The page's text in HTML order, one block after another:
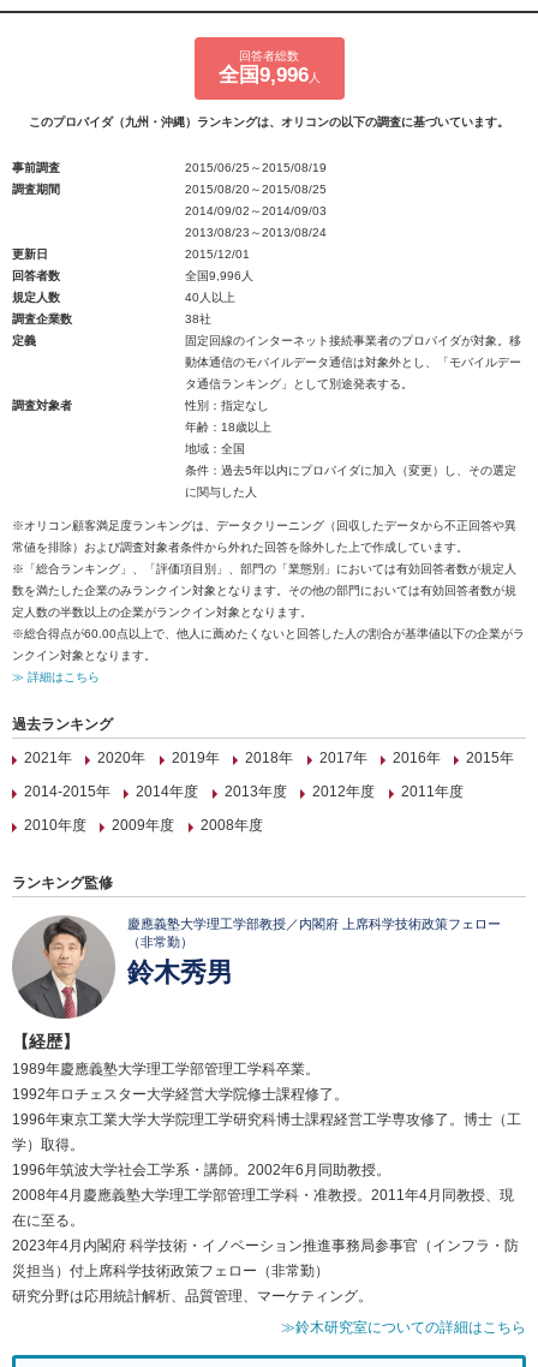
回答者総数
全国9,996人
このプロバイダ（九州・沖縄）ランキングは、オリコンの以下の調査に基づいています。
事前調査
2015/06/25～2015/08/19
調査期間
2015/08/20～2015/08/25
2014/09/02～2014/09/03
2013/08/23～2013/08/24
更新日
2015/12/01
回答者数
全国9,996人
規定人数
40人以上
調査企業数
38社
定義
固定回線のインターネット接続事業者のプロバイダが対象。移
動体通信のモバイルデータ通信は対象外とし、「モバイルデー
タ通信ランキング」として別途発表する。
調査対象者
性別：指定なし
年齢：18歳以上
地域：全国
条件：過去5年以内にプロバイダに加入（変更）し、その選定
に関与した人
※オリコン顧客満足度ランキングは、データクリーニング（回収したデータから不正回答や異
常値を排除）および調査対象者条件から外れた回答を除外した上で作成しています。
※「総合ランキング」、「評価項目別」、部門の「業態別」においては有効回答者数が規定人
数を満たした企業のみランクイン対象となります。その他の部門においては有効回答者数が規
定人数の半数以上の企業がランクイン対象となります。
※総合得点が60.00点以上で、他人に薦めたくないと回答した人の割合が基準値以下の企業がラ
ンクイン対象となります。
≫ 詳細はこちら
過去ランキング
2021年
2020年 2019年 2018年 2017年 2016年
2015年
2014-2015年
2014年度 2013年度 2012年度
2011年度
2010年度
2009年度 2008年度
ランキング監修
慶應義塾大学理工学部教授／内閣府 上席科学技術政策フェロー
（非常勤）
鈴木秀男
【経歴】
1989年慶應義塾大学理工学部管理工学科卒業。
1992年ロチェスター大学経営大学院修士課程修了。
1996年東京工業大学大学院理工学研究科博士課程経営工学専攻修了。博士（工
学）取得。
1996年筑波大学社会工学系・講師。2002年6月同助教授。
2008年4月慶應義塾大学理工学部管理工学科・准教授。2011年4月同教授、現
在に至る。
2023年4月内閣府 科学技術・イノベーション推進事務局参事官（インフラ・防
災担当）付上席科学技術政策フェロー（非常勤）
研究分野は応用統計解析、品質管理、マーケティング。
≫鈴木研究室についての詳細はこちら